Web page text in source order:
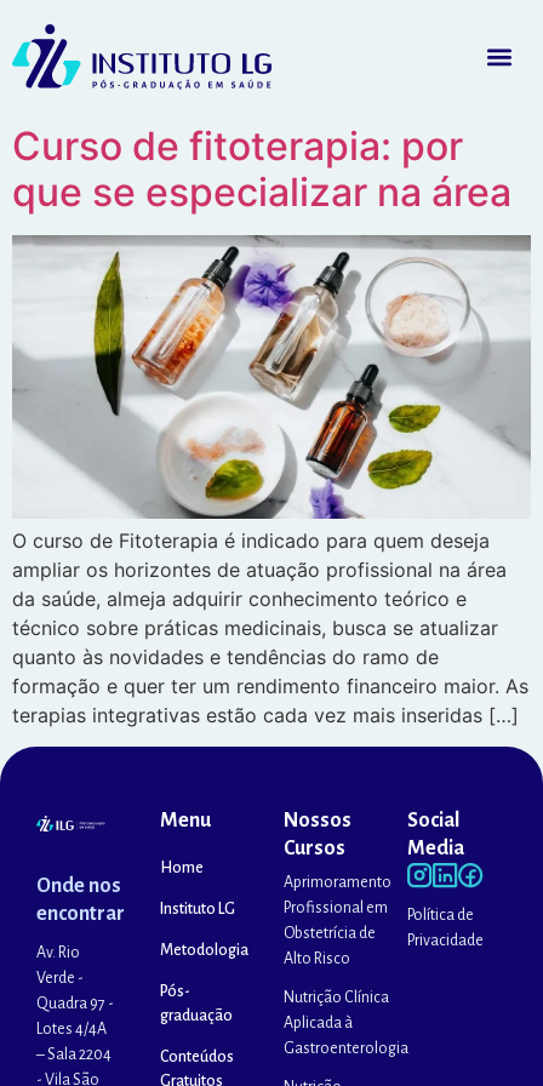
Curso de fitoterapia: por
que se especializar na área
O curso de Fitoterapia é indicado para quem deseja
ampliar os horizontes de atuação profissional na área
da saúde, almeja adquirir conhecimento teórico e
técnico sobre práticas medicinais, busca se atualizar
quanto às novidades e tendências do ramo de
formação e quer ter um rendimento financeiro maior. As
terapias integrativas estão cada vez mais inseridas […]
Onde nos
encontrar
Av. Rio
Verde -
Quadra 97 -
Lotes 4/4A
– Sala 2204
- Vila São
Menu
Home
Instituto LG
Metodologia
Pós-
graduação
Conteúdos
Gratuitos
Nossos
Cursos
Aprimoramento
Profissional em
Obstetrícia de
Alto Risco
Nutrição Clínica
Aplicada à
Gastroenterologia
Social
Media
Política de
Privacidade